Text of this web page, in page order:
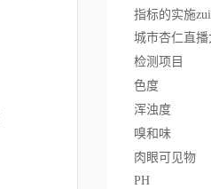
指标的实施
城市杏仁直
检测
色
浑浊
嗅
肉
PH